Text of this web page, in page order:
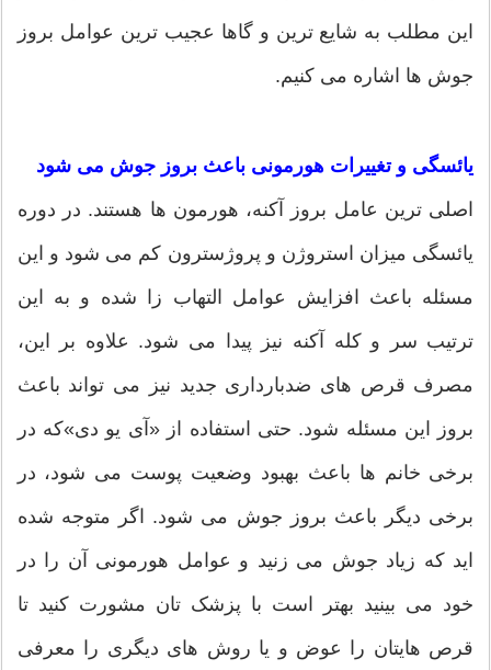
این مطلب به شایع ترین و گاها عجیب ترین عوامل بروز
جوش ها اشاره می کنیم.
یائسگی و تغییرات هورمونی باعث بروز جوش می شود
اصلی ترین عامل بروز آکنه، هورمون ها هستند. در دوره
یائسگی میزان استروژن و پروژسترون کم می شود و این
مسئله باعث افزایش عوامل التهاب زا شده و به این
ترتیب سر و کله آکنه نیز پیدا می شود. علاوه بر این،
مصرف قرص های ضدبارداری جدید نیز می تواند باعث
بروز این مسئله شود. حتی استفاده از «آی یو دی»که در
برخی خانم ها باعث بهبود وضعیت پوست می شود، در
برخی دیگر باعث بروز جوش می شود. اگر متوجه شده
اید که زیاد جوش می زنید و عوامل هورمونی آن را در
خود می بینید بهتر است با پزشک تان مشورت کنید تا
قرص هایتان را عوض و یا روش های دیگری را معرفی